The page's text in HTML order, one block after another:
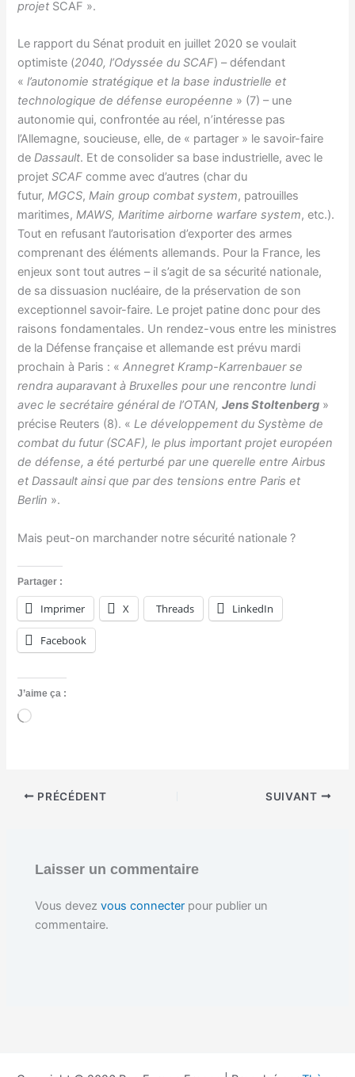
projet SCAF ».
Le rapport du Sénat produit en juillet 2020 se voulait
optimiste (2040, l’Odyssée du SCAF) – défendant
«l’autonomie stratégique et la base industrielle et
technologique de défense européenne » (7) – une
autonomie qui, confrontée au réel, n’intéresse pas
l’Allemagne, soucieuse, elle, de « partager » le savoir-faire
deDassault. Et de consolider sa base industrielle, avec le
projetSCAF comme avec d’autres (char du
futur,MGCS,Main group combat system, patrouilles
maritimes,MAWS, Maritime airborne warfare system, etc.).
Tout en refusant l’autorisation d’exporter des armes
comprenant des éléments allemands. Pour la France, les
enjeux sont tout autres – il s’agit de sa sécurité nationale,
de sa dissuasion nucléaire, de la préservation de son
exceptionnel savoir-faire. Le projet patine donc pour des
raisons fondamentales. Un rendez-vous entre les ministres
de la Défense française et allemande est prévu mardi
prochain à Paris : «Annegret Kramp-Karrenbauer se
rendra auparavant à Bruxelles pour une rencontre lundi
avec le secrétaire général de l’OTAN,Jens Stoltenberg »
précise Reuters (8). «Le développement du Système de
combat du futur (SCAF), le plus important projet européen
de défense, a été perturbé par une querelle entre Airbus
et Dassault ainsi que par des tensions entre Paris et
Berlin ».
Mais peut-on marchander notre sécurité nationale ?
Partager :
Imprimer X Threads LinkedIn
Facebook
J’aime ça :
C
…
PRÉCÉDENT SUIVANT
Laisser un commentaire
Vous devezvous connecter pour publier un
commentaire.